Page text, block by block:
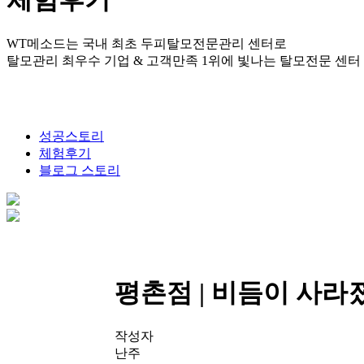
WT메소드는 국내 최초 두피탈모전문관리 센터로
탈모관리 최우수 기업 & 고객만족 1위에 빛나는 탈모전문 센터
성공스토리
체험후기
블로그 스토리
평촌점 | 비듬이 사라
작성자
난주